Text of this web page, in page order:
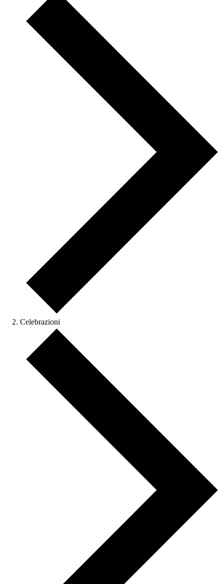
Celebrazioni